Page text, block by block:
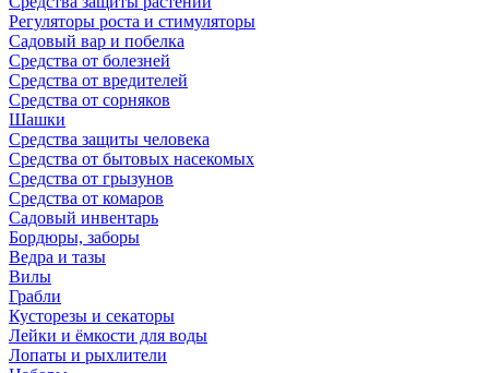
Регуляторы роста и стимуляторы
Садовый вар и побелка
Средства от болезней
Средства от вредителей
Средства от сорняков
Шашки
Средства защиты человека
Средства от бытовых насекомых
Средства от грызунов
Средства от комаров
Садовый инвентарь
Бордюры, заборы
Ведра и тазы
Вилы
Грабли
Кусторезы и секаторы
Лейки и ёмкости для воды
Лопаты и рыхлители